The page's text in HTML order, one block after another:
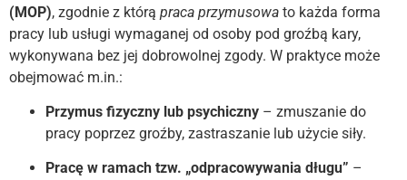
(MOP), zgodnie z którą praca przymusowa to każda forma
pracy lub usługi wymaganej od osoby pod groźbą kary,
wykonywana bez jej dobrowolnej zgody. W praktyce może
obejmować m.in.:
Przymus fizyczny lub psychiczny – zmuszanie do
pracy poprzez groźby, zastraszanie lub użycie siły.
Pracę w ramach tzw. „odpracowywania długu” –